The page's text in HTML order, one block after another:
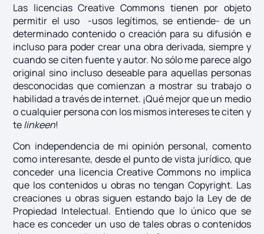
Las licencias Creative Commons tienen por objeto
permitir el uso -usos legítimos, se entiende- de un
determinado contenido o creación para su difusión e
incluso para poder crear una obra derivada, siempre y
cuando se citen fuente y autor. No sólo me parece algo
original sino incluso deseable para aquellas personas
desconocidas que comienzan a mostrar su trabajo o
habilidad a través de internet. ¡Qué mejor que un medio
o cualquier persona con los mismos intereses te citen y
telinkeen!
Con independencia de mi opinión personal, comento
como interesante, desde el punto de vista jurídico, que
conceder una licencia Creative Commons no implica
que los contenidos u obras no tengan Copyright. Las
creaciones u obras siguen estando bajo la Ley de de
Propiedad Intelectual. Entiendo que lo único que se
hace es conceder un uso de tales obras o contenidos